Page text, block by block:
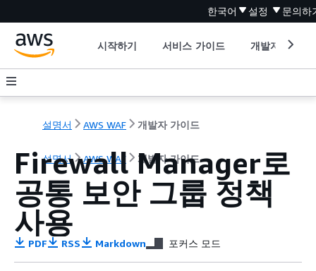
한국어 설정 문의하
시작하기 서비스 가이드 개발자 도구
설명서 AWS WAF 개발자 가이드
설명서 AWS WAF 개발자 가이드
Firewall Manager로
공통 보안 그룹 정책
사용
PDF RSS Markdown 포커스 모드